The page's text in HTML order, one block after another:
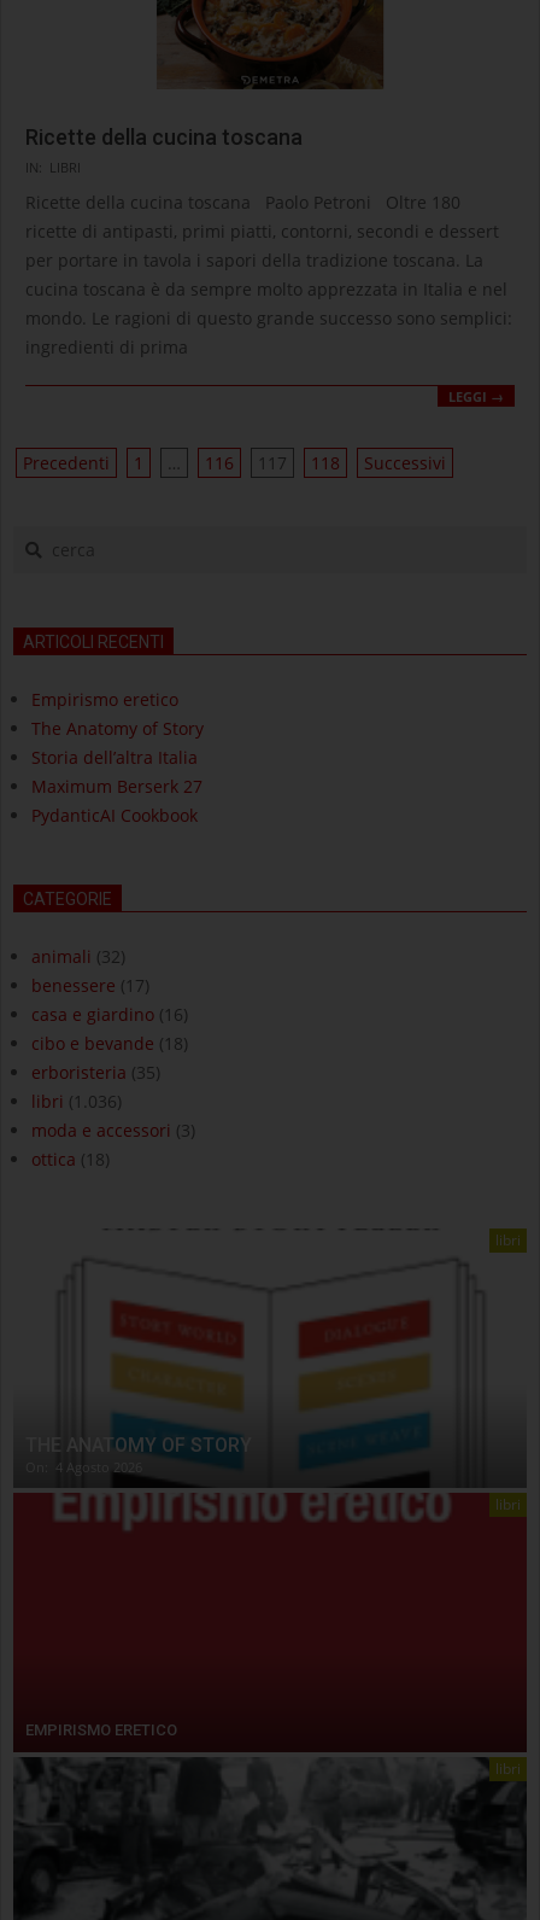
Ricette della cucina toscana
2020-
09-
IN: LIBRI
Ricette della cucina toscana Paolo Petroni Oltre 180
ricette di antipasti, primi piatti, contorni, secondi e dessert
per portare in tavola i sapori della tradizione toscana. La
cucina toscana è da sempre molto apprezzata in Italia e nel
mondo. Le ragioni di questo grande successo sono semplici:
ingredienti di prima
LEGGI →
Paginazione
articoli
Precedenti 1 … 116 117 118 Successivi
cerca
ARTICOLI RECENTI
Empirismo eretico
The Anatomy of Story
Storia dell’altra Italia
Maximum Berserk 27
PydanticAI Cookbook
CATEGORIE
animali (32)
benessere (17)
casa e giardino (16)
cibo e bevande (18)
erboristeria (35)
libri (1.036)
moda e accessori (3)
ottica (18)
libri
THE ANATOMY OF STORY
4 Agosto 2026
libri
EMPIRISMO ERETICO
libri